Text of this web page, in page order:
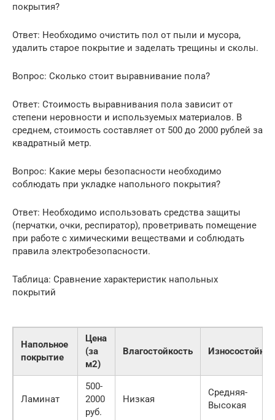
покрытия?
Ответ: Необходимо очистить пол от пыли и мусора,
удалить старое покрытие и заделать трещины и сколы.
Вопрос: Сколько стоит выравнивание пола?
Ответ: Стоимость выравнивания пола зависит от
степени неровности и используемых материалов. В
среднем, стоимость составляет от 500 до 2000 рублей за
квадратный метр.
Вопрос: Какие меры безопасности необходимо
соблюдать при укладке напольного покрытия?
Ответ: Необходимо использовать средства защиты
(перчатки, очки, респиратор), проветривать помещение
при работе с химическими веществами и соблюдать
правила электробезопасности.
Таблица: Сравнение характеристик напольных
покрытий
Напольное
покрытие
Цена
(за
м2)
Влагостойкость
Ламинат
500-
2000
руб.
Низкая
Средняя-
Высокая